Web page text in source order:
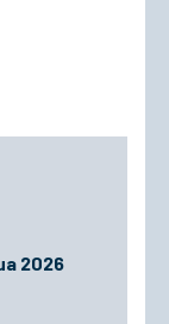
2026